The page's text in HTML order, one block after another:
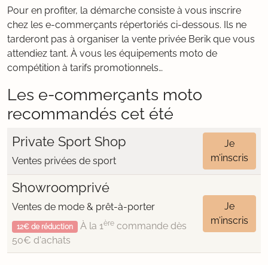
Pour en profiter, la démarche consiste à vous inscrire
chez les e-commerçants répertoriés ci-dessous. Ils ne
tarderont pas à organiser la vente privée Berik que vous
attendiez tant. À vous les équipements moto de
compétition à tarifs promotionnels…
Les e-commerçants moto
recommandés cet été
Private Sport Shop
Ventes privées de sport
Je
m’inscris
Showroomprivé
Ventes de mode & prêt-à-porter
12€ de réduction À la 1èrecommande dès
50€ d'achats
Je
m’inscris